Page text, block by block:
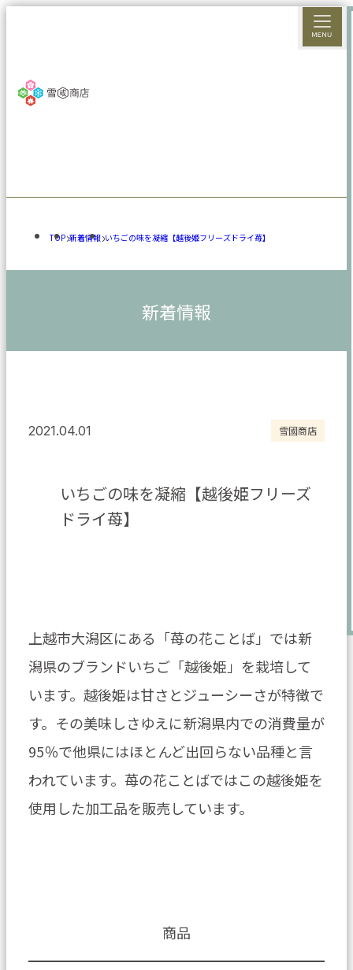
TOP 新着情報 いちごの味を凝縮【越後姫フリーズドライ苺】
新着情報
2021.04.01 雪國商店
いちごの味を凝縮【越後姫フリーズ
ドライ苺】
上越市大潟区にある「苺の花ことば」では新
潟県のブランドいちご「越後姫」を栽培して
います。越後姫は甘さとジューシーさが特徴で
す。その美味しさゆえに新潟県内での消費量が
95％で他県にはほとんど出回らない品種と言
われています。苺の花ことばではこの越後姫を
使用した加工品を販売しています。
商品